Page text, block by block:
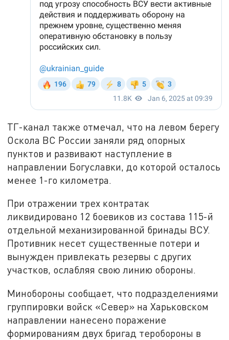
ТГ-канал также отмечал, что на левом берегу
Оскола ВС России заняли ряд опорных
пунктов и развивают наступление в
направлении Богуславки, до которой осталось
менее 1-го километра.
При отражении трех контратак
ликвидировано 12 боевиков из состава 115-й
отдельной механизированной бринады ВСУ.
Противник несет существенные потери и
вынужден привлекать резервы с других
участков, ослабляя свою линию обороны.
Минобороны сообщает, что подразделениями
группировки войск «Север» на Харьковском
направлении нанесено поражение
формированиям двух бригад теробороны в